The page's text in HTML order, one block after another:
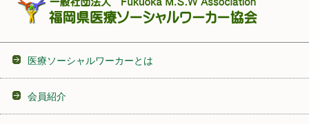
医療ソーシャルワーカーとは
会員紹介